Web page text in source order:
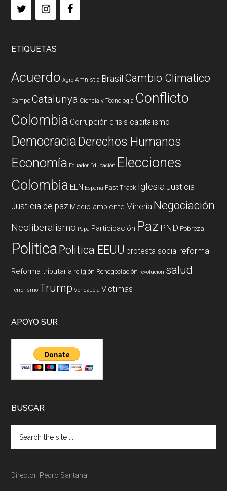
ETIQUETAS
Acuerdo Agro Amnistia Brasil Cambio Climatico
Campo Catalunya Ciencia y Tecnología Conflicto
Colombia Corrupción crisis capitalismo
DemocraciaDerechos Humanos
Economía Ecuador Educación Elecciones
Colombia ELN España Fast Track Iglesia Justicia
Justicia de paz Medio ambiente Mineria Negociación
Neoliberalismo Papa Participación Paz PND Pobreza
PoliticaPolitica EEUU protesta social reforma
Reforma tributaria religión Renegociación revolucion salud
Terrorismo Trump Venezuela Victimas
APOYO SUR
BUSCAR
Director: Pedro Santana